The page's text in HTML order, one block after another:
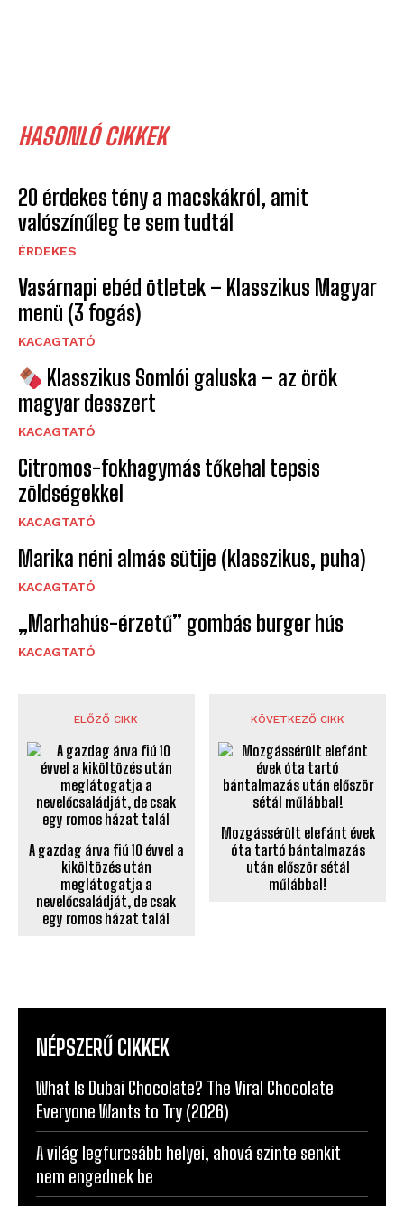
HASONLÓ CIKKEK
20 érdekes tény a macskákról, amit
valószínűleg te sem tudtál
ÉRDEKES
Vasárnapi ebéd ötletek – Klasszikus Magyar
menü (3 fogás)
KACAGTATÓ
Klasszikus Somlói galuska – az örök
magyar desszert
KACAGTATÓ
Citromos-fokhagymás tőkehal tepsis
zöldségekkel
KACAGTATÓ
Marika néni almás sütije (klasszikus, puha)
KACAGTATÓ
„Marhahús-érzetű” gombás burger hús
KACAGTATÓ
ELŐZŐ CIKK
A gazdag árva fiú 10 évvel a
kiköltözés után
meglátogatja a
nevelőcsaládját, de csak
egy romos házat talál
KÖVETKEZŐ CIKK
Mozgássérült elefánt évek
óta tartó bántalmazás
után először sétál
műlábbal!
NÉPSZERŰ CIKKEK
What Is Dubai Chocolate? The Viral Chocolate
Everyone Wants to Try (2026)
A világ legfurcsább helyei, ahová szinte senkit
nem engednek be